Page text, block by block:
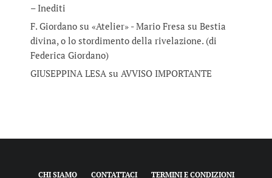
– Inediti
F. Giordano su «Atelier» - Mario Fresa su Bestia
divina, o lo stordimento della rivelazione. (di
Federica Giordano)
GIUSEPPINA LESAsu AVVISO IMPORTANTE
CHI SIAMO CONTATTACI TERMINI E CONDIZIONI